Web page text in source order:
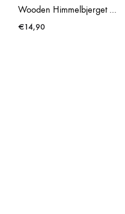
Wooden Himmelbjerget Owl
€14,90